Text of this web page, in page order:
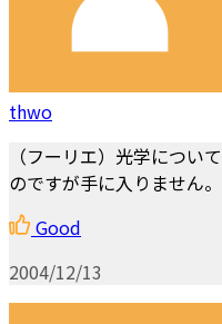
thwo
（フーリエ）光学につい
のですが手に入りません。
Good
2004/12/13